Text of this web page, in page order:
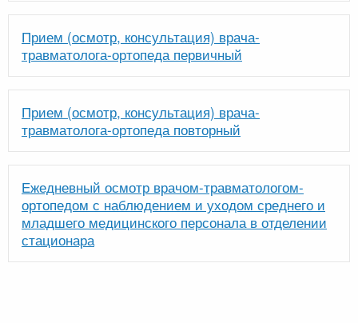
Прием (осмотр, консультация) врача-
травматолога-ортопеда первичный
Прием (осмотр, консультация) врача-
травматолога-ортопеда повторный
Ежедневный осмотр врачом-травматологом-
ортопедом с наблюдением и уходом среднего и
младшего медицинского персонала в отделении
стационара